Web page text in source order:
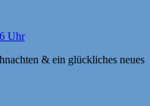
Uhr
& ein glückliches neues